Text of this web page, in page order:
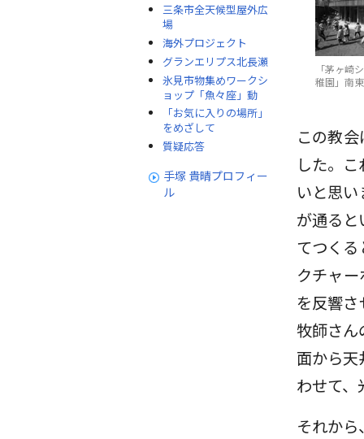
三条市全天候型屋外広
場
海外プロジェクト
グランエリプス北長瀬
氷見市物集めワークシ
ョップ「魚々座」動
「お気に入りの場所」
をめざして
質疑応答
手塚 貴晴プロフィー
ル
「茅ヶ崎
稚園」南
この教
した。
いと思
が通る
てつく
クチャ
を反響
牧師さ
面から
わせて、
それか